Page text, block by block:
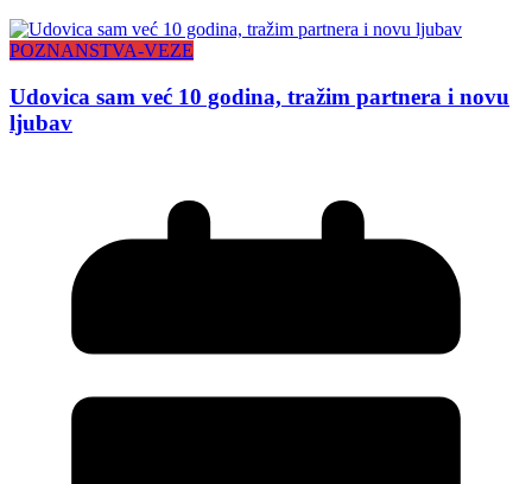
POZNANSTVA-VEZE
Udovica sam već 10 godina, tražim partnera i novu
ljubav